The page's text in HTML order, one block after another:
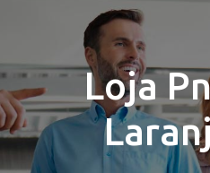
Loja